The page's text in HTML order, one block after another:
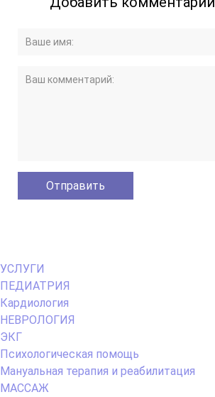
Primary
Menu
УСЛУГИ
ПЕДИАТРИЯ
Кардиология
НЕВРОЛОГИЯ
ЭКГ
Психологическая помощь
Мануальная терапия и реабилитация
МАССАЖ